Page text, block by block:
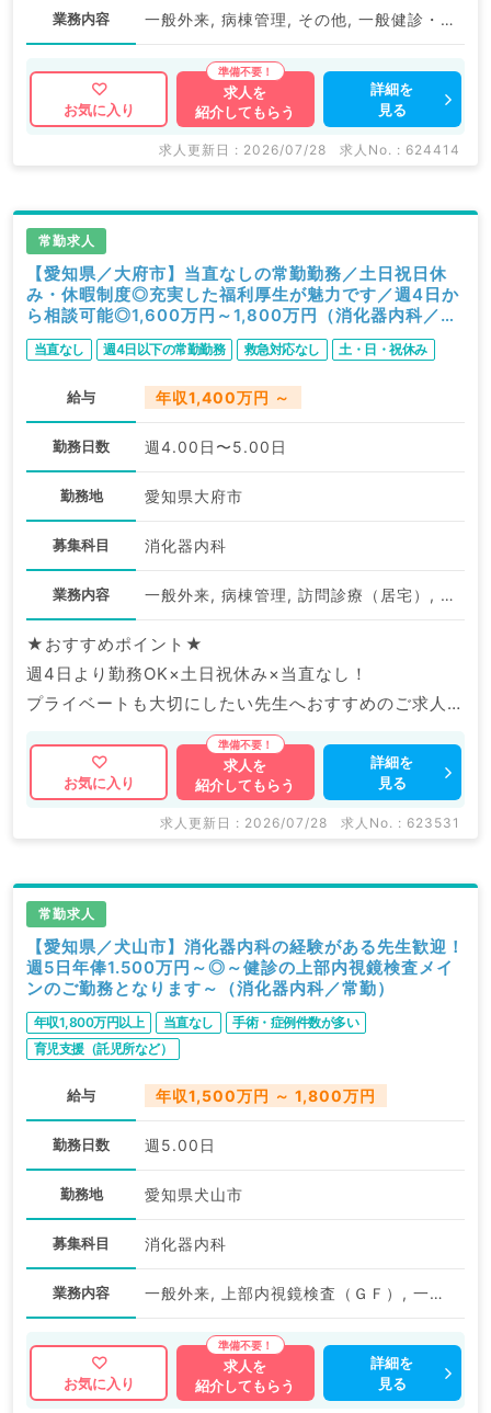
業務内容 一般外来, 病棟管理, その他, 一般健診・人間ドック
お気に入り
求人を
紹介してもらう
詳細を
見る
求人更新日 : 2026/07/28 求人No. : 624414
常勤求人
【愛知県／大府市】当直なしの常勤勤務／土日祝日休
み・休暇制度◎充実した福利厚生が魅力です／週4日か
ら相談可能◎1,600万円～1,800万円（消化器内科／常
勤）
当直なし 週4日以下の常勤勤務 救急対応なし 土・日・祝休み
給与 年収1,400万円 ～
勤務日数 週4.00日〜5.00日
勤務地 愛知県大府市
募集科目 消化器内科
業務内容 一般外来, 病棟管理, 訪問診療（居宅）, 訪問診療（施設）, 上部内視鏡検査（ＧＦ）, 一般健診・人間ドック
★おすすめポイント★
週4日より勤務OK×土日祝休み×当直なし！
プライベートも大切にしたい先生へおすすめのご求人で
マイナビDOCTORでは病院やクリニックなどの医療機
関求人はもちろんのこと、
求人内容の詳細等はお気軽にお問合せ下さい。
お気に入り
求人を
紹介してもらう
詳細を
見る
求人更新日 : 2026/07/28 求人No. : 623531
常勤求人
【愛知県／犬山市】消化器内科の経験がある先生歓迎！
週5日年俸1.500万円～◎～健診の上部内視鏡検査メイ
ンのご勤務となります～（消化器内科／常勤）
年収1,800万円以上 当直なし
手術・症例件数が多い
育児支援（託児所など）
給与 年収1,500万円 ～ 1,800万円
勤務日数 週5.00日
勤務地 愛知県犬山市
募集科目 消化器内科
業務内容 一般外来, 上部内視鏡検査（ＧＦ）, 一般健診・人間ドック
お気に入り
求人を
紹介してもらう
詳細を
見る